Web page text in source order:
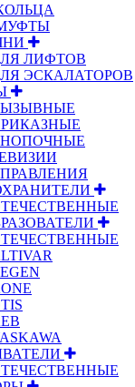
ЛИФТОВ
ЭСКАЛАТОРОВ